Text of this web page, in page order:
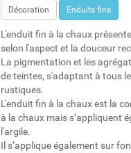
Décoration Enduits fins
L'enduit fin à la chaux
selon l'aspect et la douceur
La pigmentation et les
de teintes, s'adaptant à tous
rustiques.
L'enduit fin à la chaux est la
à la chaux mais s’appliquent
l'argile.
Il s’applique également sur